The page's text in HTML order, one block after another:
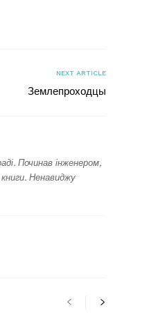
NEXT ARTICLE
Землепроходцы
Починав інженером,
Ненавиджу